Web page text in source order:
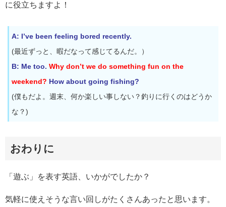
に役立ちますよ！
A: I’ve been feeling bored recently.
(最近ずっと、暇だなって感じてるんだ。）
B: Me too. Why don’t we do something fun on the
weekend? How about going fishing?
(僕もだよ。週末、何か楽しい事しない？釣りに行くのはどうか
な？)
おわりに
「遊ぶ」を表す英語、いかがでしたか？
気軽に使えそうな言い回しがたくさんあったと思います。